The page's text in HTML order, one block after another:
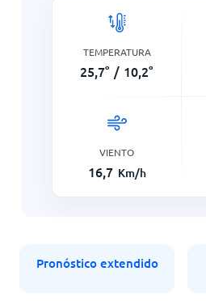
TEMPERATURA
25,7° / 10,2°
VIENTO
16,7 Km/h
Pronóstico extendido